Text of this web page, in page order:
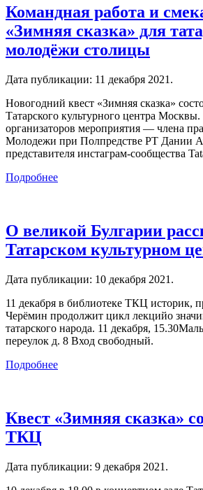
Командная работа и
«Зимняя сказка» для
молодёжи столицы
Дата публикации: 11 декабря 2021 .
Новогодний квест «Зимняя сказка»
Татарского культурного центра
организаторов мероприятия — члена
Молодежи при Полпредстве РТ Дании
представителя инстаграм-сообщества
Подробнее
О великой Булгарии
Татарском культурном
Дата публикации: 10 декабря 2021 .
11 декабря в библиотеке ТКЦ историк,
Черёмин продолжит цикл лекцийо
татарского народа. 11 декабря,
переулок д. 8 Вход свободный.
Подробнее
Квест «Зимняя сказка»
ТКЦ
Дата публикации: 9 декабря 2021 .